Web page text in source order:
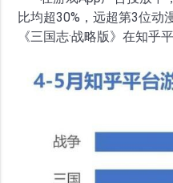
比均超30%，远超第3位动
《三国志·战略版》在知乎